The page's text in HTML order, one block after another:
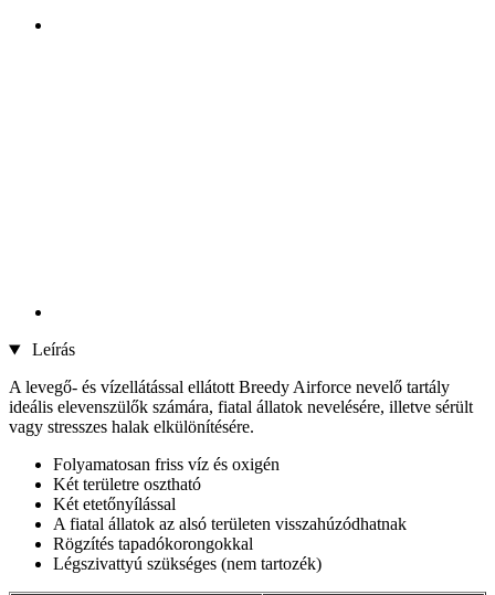
Leírás
A levegő- és vízellátással ellátott Breedy Airforce nevelő tartály
ideális elevenszülők számára, fiatal állatok nevelésére, illetve sérült
vagy stresszes halak elkülönítésére.
Folyamatosan friss víz és oxigén
Két területre osztható
Két etetőnyílással
A fiatal állatok az alsó területen visszahúzódhatnak
Rögzítés tapadókorongokkal
Légszivattyú szükséges (nem tartozék)